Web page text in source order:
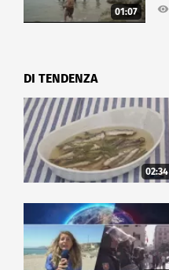
01:07
DI TENDENZA
02:34